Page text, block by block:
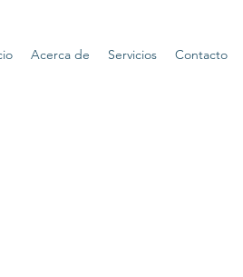
Acerca de Servicios Contacto